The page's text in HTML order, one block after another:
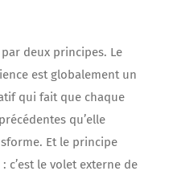
par deux principes. Le
est globalement un
qui fait que chaque
qu’elle
Et le principe
c’est le volet externe de